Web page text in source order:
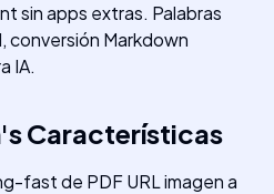
sin apps extras. Palabras
conversión Markdown
IA.
'sCaracterísticas
fast de PDF URL imagen a